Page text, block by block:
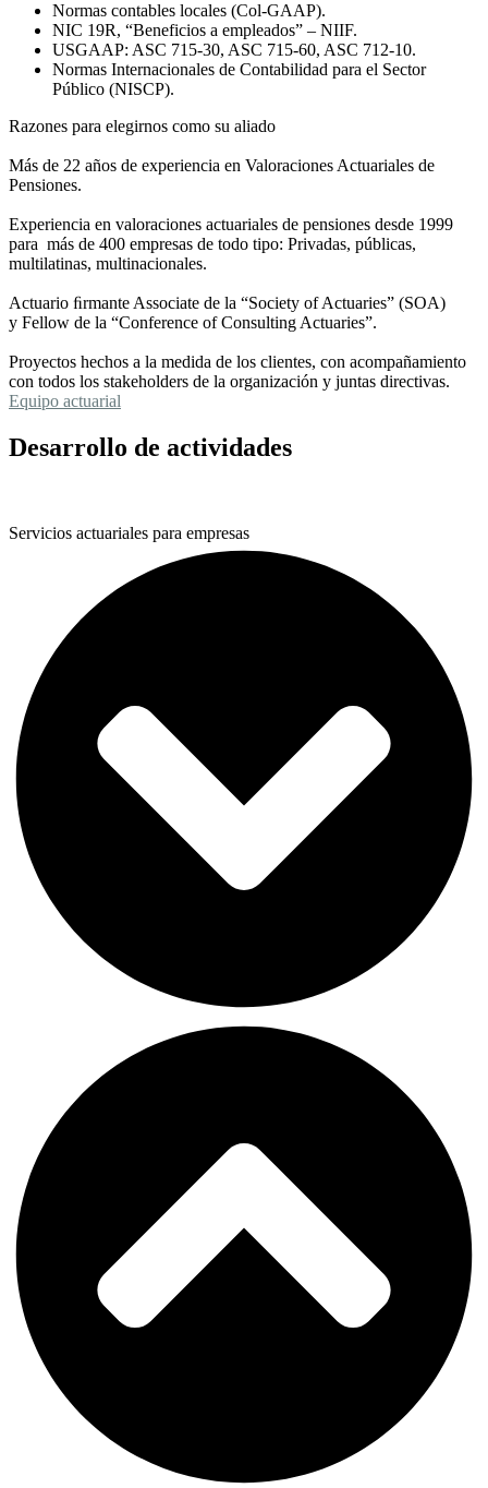
Normas contables locales (Col-GAAP).
NIC 19R, “Beneficios a empleados” – NIIF.
USGAAP: ASC 715-30, ASC 715-60, ASC 712-10.
Normas Internacionales de Contabilidad para el Sector
Público (NISCP).
Razones para elegirnos como su aliado
Más de 22 años de experiencia en Valoraciones Actuariales de
Pensiones.
Experiencia en valoraciones actuariales de pensiones desde 1999
para más de 400 empresas de todo tipo: Privadas, públicas,
multilatinas, multinacionales.
Actuario ﬁrmante Associate de la “Society of Actuaries” (SOA)
y Fellow de la “Conference of Consulting Actuaries”.
Proyectos hechos a la medida de los clientes, con acompañamiento
con todos los stakeholders de la organización y juntas directivas.
Equipo actuarial
Desarrollo de actividades
Servicios actuariales para empresas